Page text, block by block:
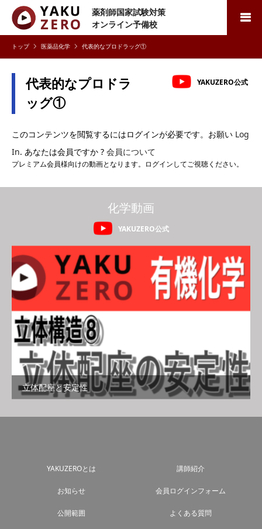
薬剤師国家試験対策
オンライン予備校
検索
医薬品化学 代表的なプロドラッグ①
代表的なプロドラ
ッグ①
YAKUZERO公式
このコンテンツを閲覧するにはログインが必要です。お願い Log
In. あなたは会員ですか ? 会員について
プレミアム会員様向けの動画となります。ログインしてご視聴ください。
YAKUZERO公式
化学動画
立体配座と安定性
YAKUZEROとは 講師紹介
お知らせ 会員ログインフォーム
公開範囲 よくある質問